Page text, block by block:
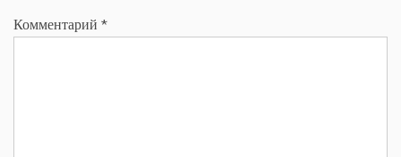
Комментарий *